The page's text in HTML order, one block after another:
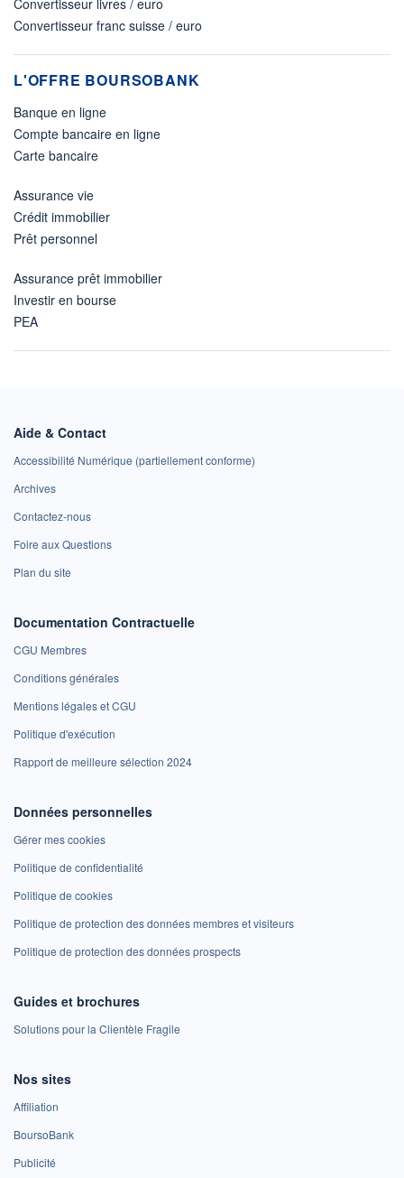
Convertisseur franc suisse / euro
L'OFFRE BOURSOBANK
Banque en ligne
Compte bancaire en ligne
Carte bancaire
Assurance vie
Crédit immobilier
Prêt personnel
Assurance prêt immobilier
Investir en bourse
PEA
Aide & Contact
Accessibilité Numérique (partiellement conforme)
Archives
Contactez-nous
Foire aux Questions
Plan du site
Documentation Contractuelle
CGU Membres
Conditions générales
Mentions légales et CGU
Politique d'exécution
Rapport de meilleure sélection 2024
Données personnelles
Gérer mes cookies
Politique de confidentialité
Politique de cookies
Politique de protection des données membres et visiteurs
Politique de protection des données prospects
Guides et brochures
Solutions pour la Clientèle Fragile
Nos sites
Affiliation
BoursoBank
Publicité